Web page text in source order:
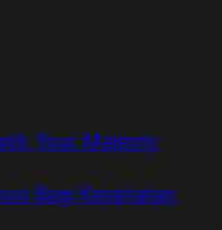
Your Majesty:
Bagi Kesehatan